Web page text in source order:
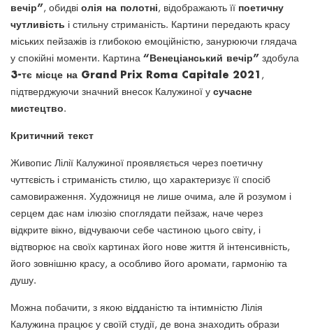
вечір”, обидві олія на полотні, відображають її поетичну
чутливість і стильну стриманість. Картини передають красу
міських пейзажів із глибокою емоційністю, занурюючи глядача
у спокійні моменти. Картина “Венеціанський вечір” здобула
3-тє місце на Grand Prix Roma Capitale 2021 ,
підтверджуючи значний внесок Калужиної у сучасне
мистецтво.
Критичний текст
Живопис Лілії Калужиної проявляється через поетичну
чуттєвість і стриманість стилю, що характеризує її спосіб
самовираження. Художниця не лише очима, але й розумом і
серцем дає нам ілюзію споглядати пейзаж, наче через
відкрите вікно, відчуваючи себе частиною цього світу, і
відтворює на своїх картинах його нове життя й інтенсивність,
його зовнішню красу, а особливо його аромати, гармонію та
душу.
Можна побачити, з якою відданістю та інтимністю Лілія
Калужина працює у своїй студії, де вона знаходить образи